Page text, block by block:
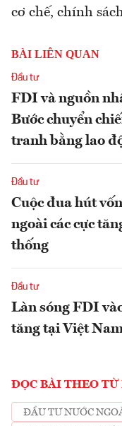
cơ chế, chính
BÀI LIÊN QUAN
Đầu tư
FDI và nguồn
Bước chuyển
tranh bằng lao
Đầu tư
Cuộc đua hút
ngoài các cực
thống
Đầu tư
Làn sóng FDI
tăng tại Việt
ĐỌC BÀI THEO TỪ
ĐẦU TƯ NƯỚC